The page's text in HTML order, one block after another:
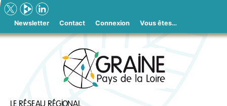
Skip
to
Newsletter Contact Connexion Vous êtes…
LE RÉSEAU RÉGIONAL